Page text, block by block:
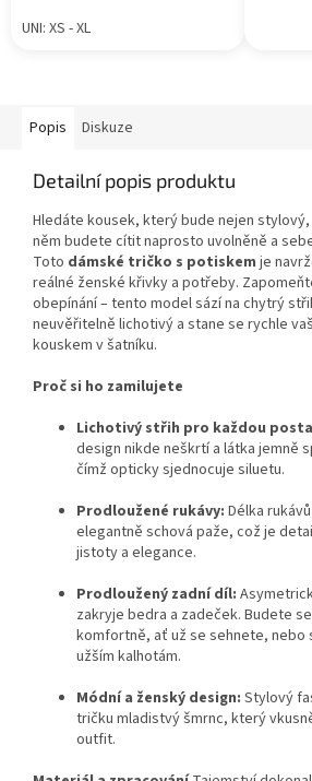
UNI: XS - XL
Popis Diskuze
Detailní popis produktu
Hledáte kousek, který bude nejen
něm budete cítit naprosto uvolněně a
Toto dámské tričko s potiskem je
reálné ženské křivky a potřeby.
obepínání – tento model sází na chytrý
neuvěřitelně lichotivý a stane se rychle
kouskem v šatníku.
Proč si ho zamilujete
Lichotivý střih pro každou
design nikde neškrtí a látka jemně
čímž opticky sjednocuje siluetu.
Prodloužené rukávy: Délka
elegantně schová paže, což je
jistoty a elegance.
Prodloužený zadní díl:
zakryje bedra a zadeček. Budete
komfortně, ať už se sehnete, nebo
užším kalhotám.
Módní a ženský design: Stylový
tričku mladistvý šmrnc, který
outfit.